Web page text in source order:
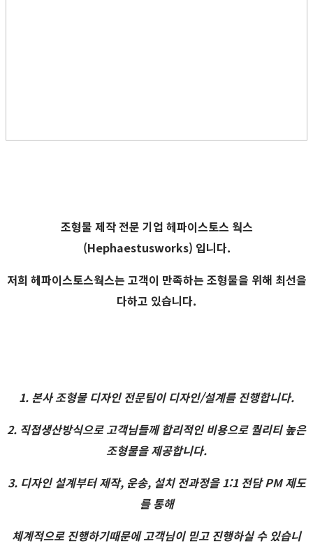
조형물 제작 전문 기업 헤파이스토스 웍스
(Hephaestusworks) 입니다.
저희 헤파이스토스웍스는 고객이 만족하는 조형물을 위해 최선을
다하고 있습니다.
1. 본사 조형물 디자인 전문팀이 디자인/설계를 진행합니다.
2. 직접생산방식으로 고객님들께 합리적인 비용으로 퀄리티 높은
조형물을 제공합니다.
3. 디자인 설계부터 제작, 운송, 설치 전과정을 1:1 전담 PM 제도
를 통해
체계적으로 진행하기때문에 고객님이 믿고 진행하실 수 있습니